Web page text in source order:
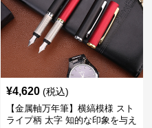
¥4,620 (税込)
【金属軸万年筆】横縞模様 スト
ライプ柄 太字 知的な印象を与え